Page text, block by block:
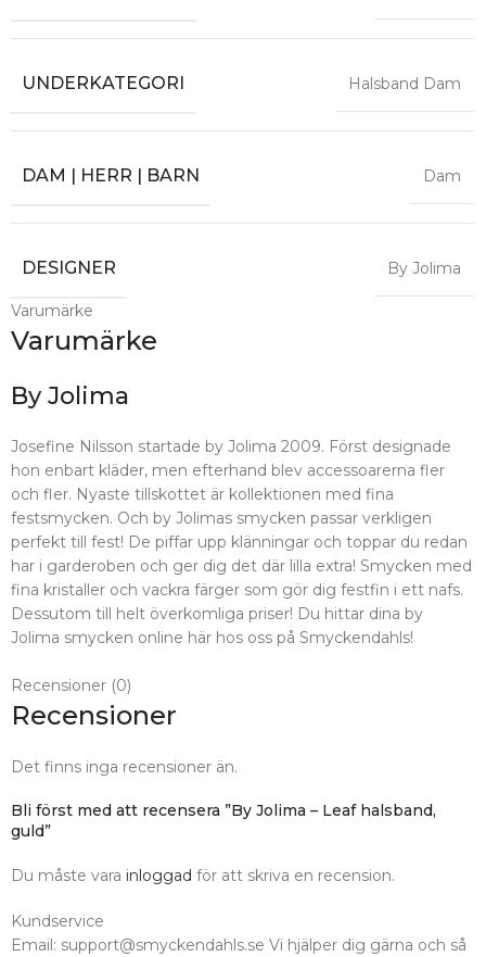
UNDERKATEGORI Halsband Dam
DAM | HERR | BARN Dam
DESIGNER By Jolima
Varumärke
Varumärke
By Jolima
Josefine Nilsson startade by Jolima 2009. Först designade
hon enbart kläder, men efterhand blev accessoarerna fler
och fler. Nyaste tillskottet är kollektionen med fina
festsmycken. Och by Jolimas smycken passar verkligen
perfekt till fest! De piffar upp klänningar och toppar du redan
har i garderoben och ger dig det där lilla extra! Smycken med
fina kristaller och vackra färger som gör dig festfin i ett nafs.
Dessutom till helt överkomliga priser! Du hittar dina by
Jolima smycken online här hos oss på Smyckendahls!
Recensioner (0)
Recensioner
Det finns inga recensioner än.
Bli först med att recensera ”By Jolima – Leaf halsband,
guld”
Du måste vara inloggad för att skriva en recension.
Kundservice
Email: support@smyckendahls.se Vi hjälper dig gärna och så